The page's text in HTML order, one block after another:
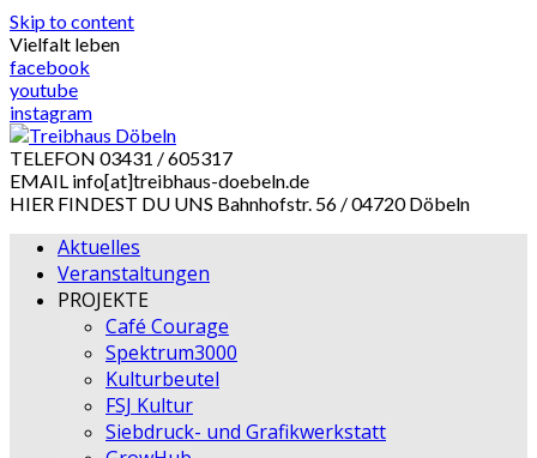
Skip to content
Vielfalt leben
facebook
youtube
instagram
TELEFON 03431 / 605317
EMAIL info[at]treibhaus-doebeln.de
HIER FINDEST DU UNS Bahnhofstr. 56 / 04720 Döbeln
Aktuelles
Veranstaltungen
PROJEKTE
Café Courage
Spektrum3000
Kulturbeutel
FSJ Kultur
Siebdruck- und Grafikwerkstatt